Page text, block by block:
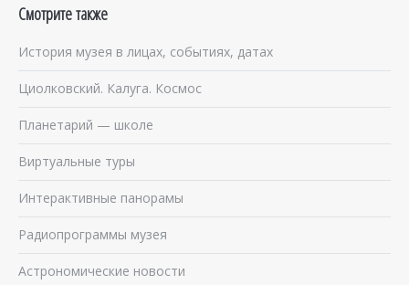
Смотрите также
История музея в лицах, событиях, датах
Циолковский. Калуга. Космос
Планетарий — школе
Виртуальные туры
Интерактивные панорамы
Радиопрограммы музея
Астрономические новости